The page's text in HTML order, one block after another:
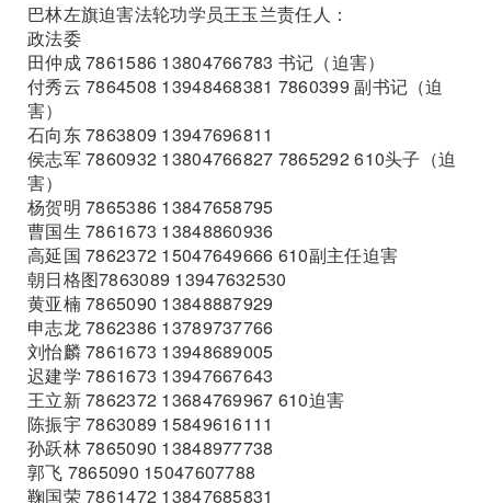
巴林左旗迫害法轮功学员王玉兰责任人：
政法委
田仲成 7861586 13804766783 书记（迫害）
付秀云 7864508 13948468381 7860399 副书记（迫
害）
石向东 7863809 13947696811
侯志军 7860932 13804766827 7865292 610头子（迫
害）
杨贺明 7865386 13847658795
曹国生 7861673 13848860936
高延国 7862372 15047649666 610副主任迫害
朝日格图7863089 13947632530
黄亚楠 7865090 13848887929
申志龙 7862386 13789737766
刘怡麟 7861673 13948689005
迟建学 7861673 13947667643
王立新 7862372 13684769967 610迫害
陈振宇 7863089 15849616111
孙跃林 7865090 13848977738
郭飞 7865090 15047607788
鞠国荣 7861472 13847685831